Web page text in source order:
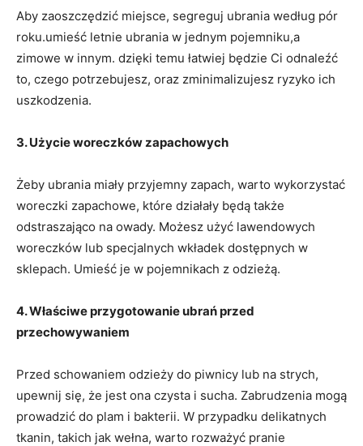
Aby zaoszczędzić miejsce, segreguj ubrania według pór
roku.umieść letnie ubrania w jednym pojemniku,a
zimowe w innym. dzięki temu łatwiej będzie Ci odnaleźć
to, czego potrzebujesz, oraz zminimalizujesz ryzyko ich
uszkodzenia.
3. Użycie woreczków zapachowych
Żeby ubrania miały przyjemny zapach, warto wykorzystać
woreczki zapachowe, które działały będą także
odstraszająco na owady. Możesz użyć lawendowych
woreczków lub specjalnych wkładek dostępnych w
sklepach. Umieść je w pojemnikach z odzieżą.
4. Właściwe przygotowanie ubrań przed
przechowywaniem
Przed schowaniem odzieży do piwnicy lub na strych,
upewnij się, że jest ona czysta i sucha. Zabrudzenia mogą
prowadzić do plam i bakterii. W przypadku delikatnych
tkanin, takich jak wełna, warto rozważyć pranie